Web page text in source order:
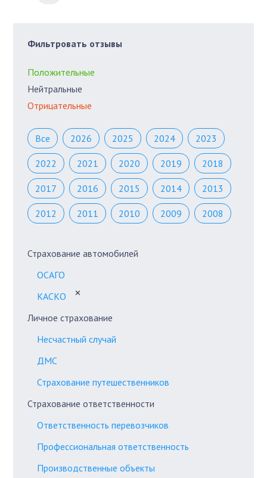
Фильтровать отзывы
Положительные
Нейтральные
Отрицательные
Все 2026 2025 2024 2023
2022 2021 2020 2019 2018
2017 2016 2015 2014 2013
2012 2011 2010 2009 2008
Страхование автомобилей
ОСАГО
КАСКО
✕
Личное страхование
Несчастный случай
ДМС
Страхование путешественников
Страхование ответственности
Ответственность перевозчиков
Профессиональная ответственность
Производственные объекты